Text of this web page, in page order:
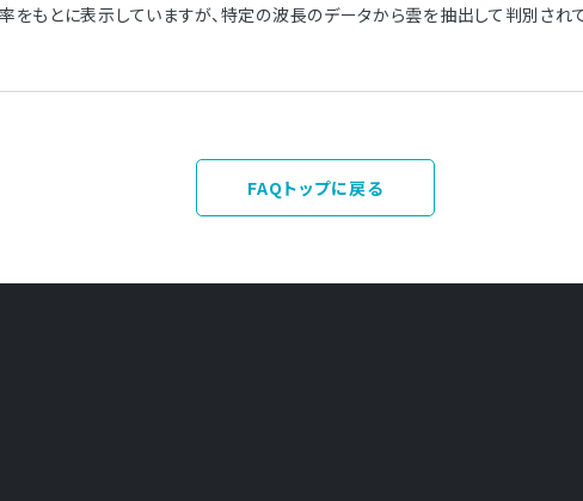
もとに表示していますが、特定の波長のデータから雲を抽出して判別され
FAQトップに戻る